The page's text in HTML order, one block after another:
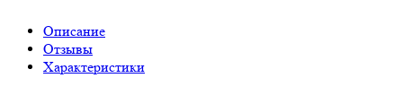
Описание
Отзывы
Характеристики